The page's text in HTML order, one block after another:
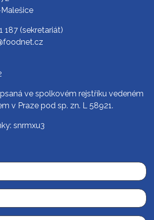
187 (sekretariát)
ve spolkovém rejstříku vedeném
v Praze pod sp. zn. L 58921.
snrmxu3